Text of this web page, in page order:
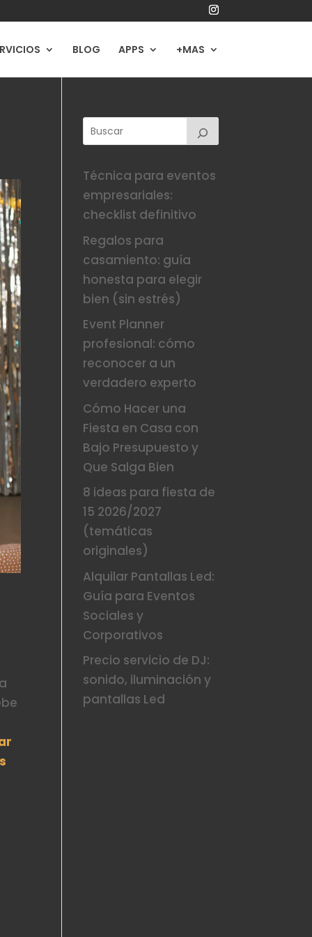
BLOG APPS +MAS
Técnica para eventos
empresariales:
checklist definitivo
Regalos para
casamiento: guía
honesta para elegir
bien (sin estrés)
Event Planner
profesional: cómo
reconocer a un
verdadero experto
Cómo Hacer una
Fiesta en Casa con
Bajo Presupuesto y
Que Salga Bien
8 ideas para fiesta de
15 2026/2027
(temáticas
originales)
Alquilar Pantallas Led:
Guía para Eventos
Sociales y
Corporativos
Precio servicio de DJ:
sonido, iluminación y
pantallas Led